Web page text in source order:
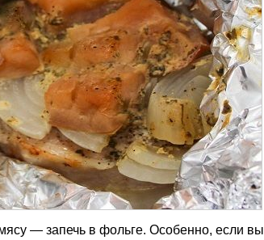
— запечь в фольге. Особенно, если вы